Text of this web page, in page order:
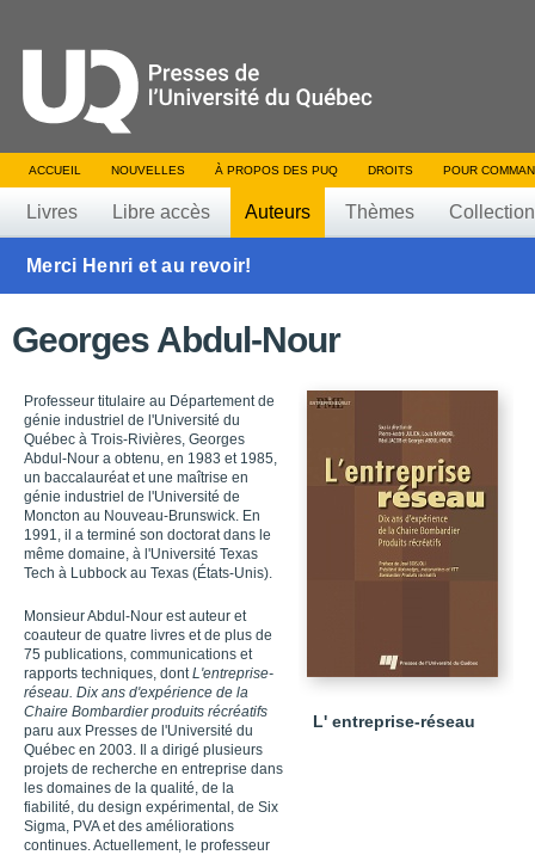
ACCUEIL NOUVELLES À PROPOS DES PUQ DROITS POUR
Livres Libre accès Auteurs Thèmes
Merci Henri et au revoir!
Georges Abdul-Nour
Professeur titulaire au Département de
génie industriel de l'Université du
Québec à Trois-Rivières, Georges
Abdul-Nour a obtenu, en 1983 et 1985,
un baccalauréat et une maîtrise en
génie industriel de l'Université de
Moncton au Nouveau-Brunswick. En
1991, il a terminé son doctorat dans le
même domaine, à l'Université Texas
Tech à Lubbock au Texas (États-Unis).
Monsieur Abdul-Nour est auteur et
coauteur de quatre livres et de plus de
75 publications, communications et
rapports techniques, dontL'entreprise-
réseau. Dix ans d'expérience de la
Chaire Bombardier produits récréatifs
paru aux Presses de l'Université du
Québec en 2003. Il a dirigé plusieurs
projets de recherche en entreprise dans
les domaines de la qualité, de la
fiabilité, du design expérimental, de Six
Sigma, PVA et des améliorations
continues. Actuellement, le professeur
L' entreprise-réseau